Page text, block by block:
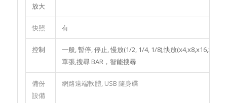
放大
快照 有
控制
一般, 暫停, 停止, 慢放(1/2, 1/4, 1/8),快放(x4,x8,x16,x32)
單張,搜尋 BAR，智能搜尋
備份
設備
網路遠端軟體, USB 隨身碟